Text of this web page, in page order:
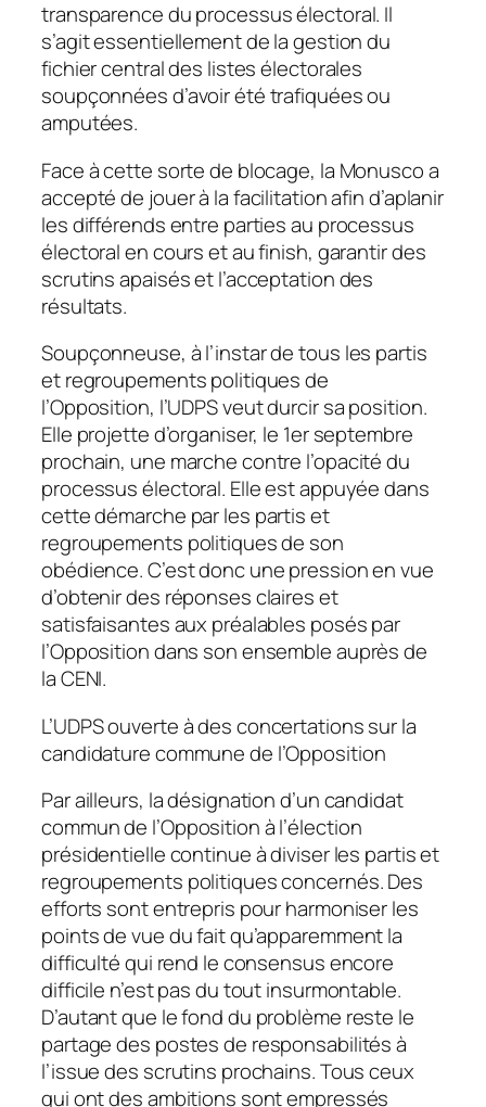
transparence du processus électoral. Il
s’agit essentiellement de la gestion du
fichier central des listes électorales
soupçonnées d’avoir été trafiquées ou
amputées.
Face à cette sorte de blocage, la Monusco a
accepté de jouer à la facilitation afin d’aplanir
les différends entre parties au processus
électoral en cours et au finish, garantir des
scrutins apaisés et l’acceptation des
résultats.
Soupçonneuse, à l’instar de tous les partis
et regroupements politiques de
l’Opposition, l’UDPS veut durcir sa position.
Elle projette d’organiser, le 1er septembre
prochain, une marche contre l’opacité du
processus électoral. Elle est appuyée dans
cette démarche par les partis et
regroupements politiques de son
obédience. C’est donc une pression en vue
d’obtenir des réponses claires et
satisfaisantes aux préalables posés par
l’Opposition dans son ensemble auprès de
la CENI.
L’UDPS ouverte à des concertations sur la
candidature commune de l’Opposition
Par ailleurs, la désignation d’un candidat
commun de l’Opposition à l’élection
présidentielle continue à diviser les partis et
regroupements politiques concernés. Des
efforts sont entrepris pour harmoniser les
points de vue du fait qu’apparemment la
difficulté qui rend le consensus encore
difficile n’est pas du tout insurmontable.
D’autant que le fond du problème reste le
partage des postes de responsabilités à
l’issue des scrutins prochains. Tous ceux
qui ont des ambitions sont empressés